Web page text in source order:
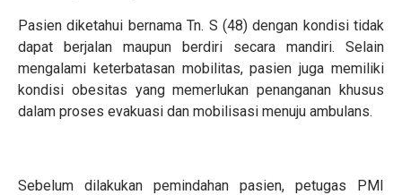
Pasien diketahui bernama Tn. S (48) dengan kondisi tidak
dapat berjalan maupun berdiri secara mandiri. Selain
mengalami keterbatasan mobilitas, pasien juga memiliki
kondisi obesitas yang memerlukan penanganan khusus
dalam proses evakuasi dan mobilisasi menuju ambulans.
Sebelum dilakukan pemindahan pasien, petugas PMI